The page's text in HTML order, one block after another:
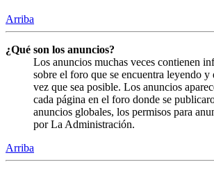
Arriba
¿Qué son los anuncios?
Los anuncios muchas veces contienen
sobre el foro que se encuentra leyendo y
vez que sea posible. Los anuncios
cada página en el foro donde se
anuncios globales, los permisos para
por La Administración.
Arriba